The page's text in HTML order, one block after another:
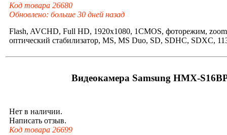
Код товара 26680
Обновлено: больше 30 дней назад
Flash, AVCHD, Full HD, 1920x1080, 1CMOS, фоторежим,
оптический стабилизатор, MS, MS Duo, SD, SDHC, SDXC,
Видеокамера Samsung HMX-
Нет в наличии.
Написать отзыв.
Код товара 26699